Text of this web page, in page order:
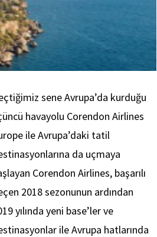
sene Avrupa’da kurduğu
havayolu Corendon Airlines
ile Avrupa’daki tatil
da uçmaya
Corendon Airlines, başarılı
2018 sezonunun ardından
yılında yeni base’ler ve
ile Avrupa hatlarında